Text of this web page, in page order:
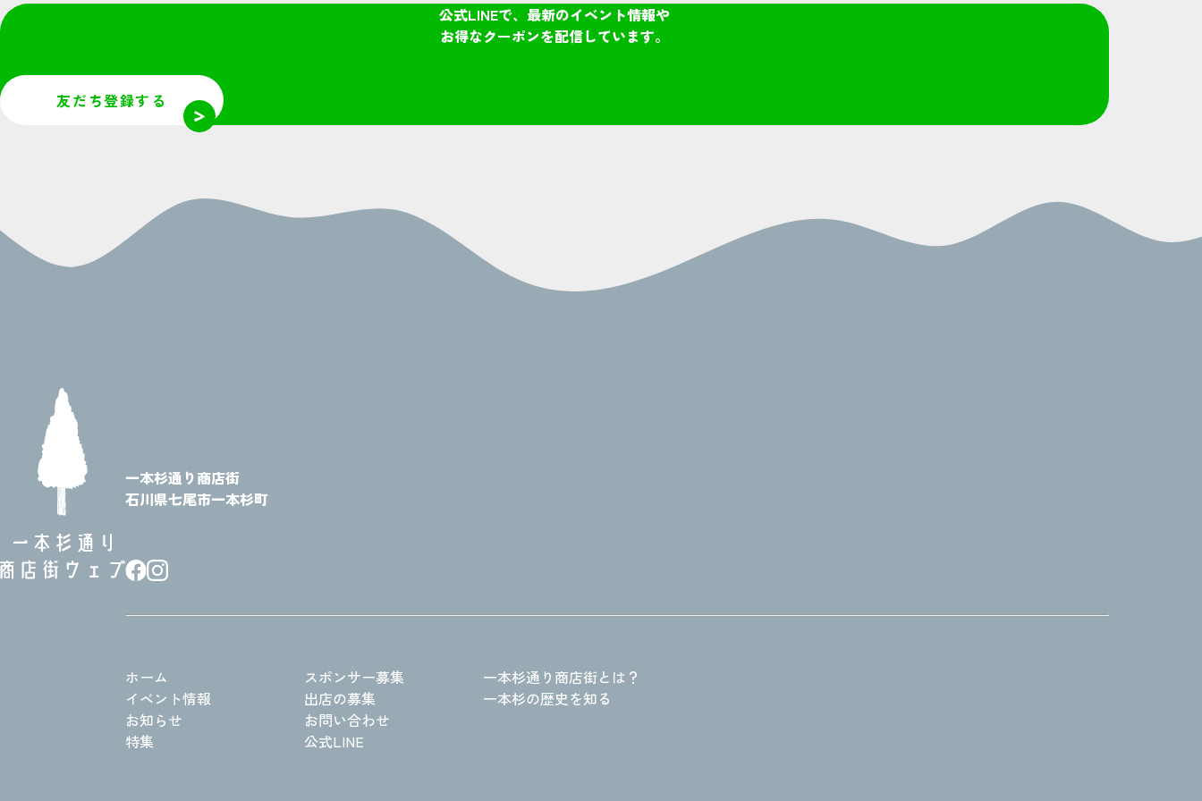
公式LINEで、最新のイベント情報や
お得なクーポンを配信しています。
友だち登録する
一本杉通り商店街
石川県七尾市一本杉町
ホーム
イベント情報
お知らせ
特集
スポンサー募集
出店の募集
お問い合わせ
公式LINE
一本杉通り商店街とは？
一本杉の歴史を知る